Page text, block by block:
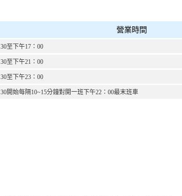
營業時間
30至下午17 ： 00
30至下午21 ： 00
30至下午23 ： 00
30開始每隔10~15分鐘對開一班下午22 ： 00最末班車